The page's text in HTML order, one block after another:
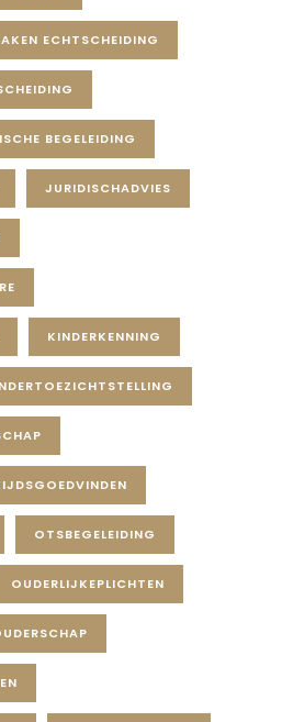
ECHTSCHEIDING
BEGELEIDING
JURIDISCHADVIES
KINDERKENNING
OTSBEGELEIDING
OUDERLIJKEPLICHTEN